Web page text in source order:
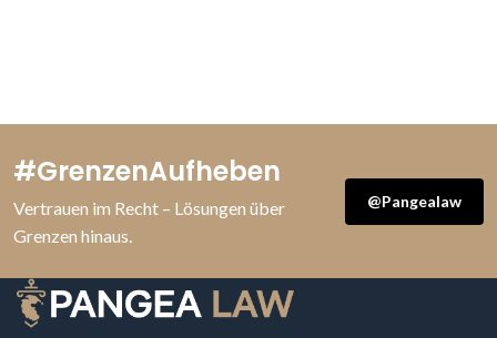
#GrenzenAufheben
Vertrauen im Recht – Lösungen über
Grenzen hinaus.
@Pangealaw